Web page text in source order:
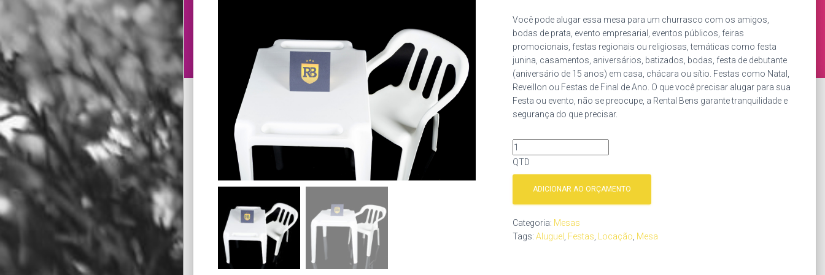
Você pode alugar essa mesa para um churrasco com os amigos,
bodas de prata, evento empresarial, eventos públicos, feiras
promocionais, festas regionais ou religiosas, temáticas como festa
junina, casamentos, aniversários, batizados, bodas, festa de debutante
(aniversário de 15 anos) em casa, chácara ou sítio. Festas como Natal,
Reveillon ou Festas de Final de Ano. O que você precisar alugar para sua
Festa ou evento, não se preocupe, a Rental Bens garante tranquilidade e
segurança do que precisar.
QTD
ADICIONAR AO ORÇAMENTO
Categoria: Mesas
Tags:Aluguel Festas Locação Mesa